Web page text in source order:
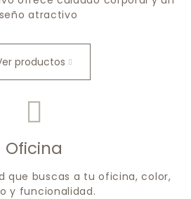
atractivo
productos
Oficina
que buscas a tu oficina, color,
y funcionalidad.